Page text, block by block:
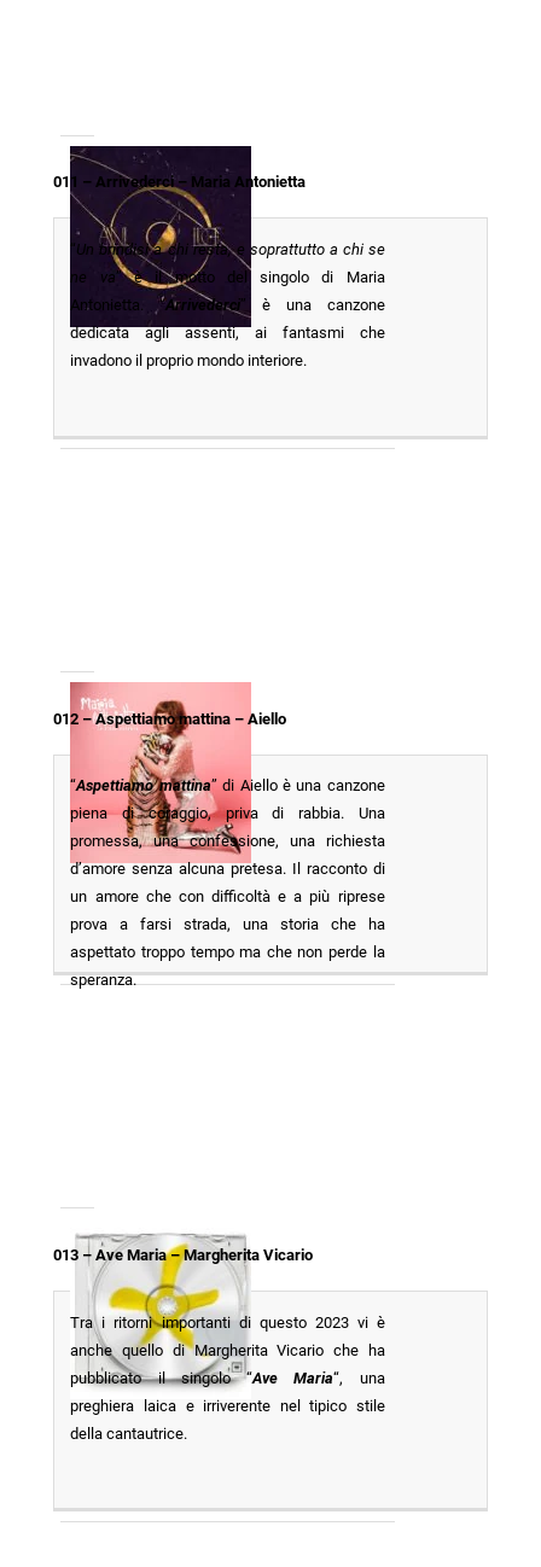
011 – Arrivederci – Maria Antonietta
“Un brindisi a chi resta, e soprattutto a chi se
ne va” è il motto del singolo di Maria
Antonietta. “Arrivederci” è una canzone
dedicata agli assenti, ai fantasmi che
invadono il proprio mondo interiore.
012 – Aspettiamo mattina – Aiello
“Aspettiamo mattina” di Aiello è una canzone
piena di coraggio, priva di rabbia. Una
promessa, una confessione, una richiesta
d’amore senza alcuna pretesa. Il racconto di
un amore che con difficoltà e a più riprese
prova a farsi strada, una storia che ha
aspettato troppo tempo ma che non perde la
speranza.
013 – Ave Maria – Margherita Vicario
Tra i ritorni importanti di questo 2023 vi è
anche quello di Margherita Vicario che ha
pubblicato il singolo “Ave Maria“, una
preghiera laica e irriverente nel tipico stile
della cantautrice.